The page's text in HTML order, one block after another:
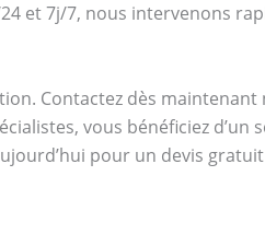
et 7j/7, nous intervenons
Contactez dès maintenant
vous bénéficiez d’un
pour un devis